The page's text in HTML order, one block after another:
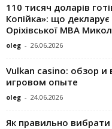
110 тисяч доларів
Копійка»: що
Оріхівської МВА
oleg - 26.06.2026
Vulkan casino: обзор и
игровом опыте
oleg - 24.06.2026
Як правильно